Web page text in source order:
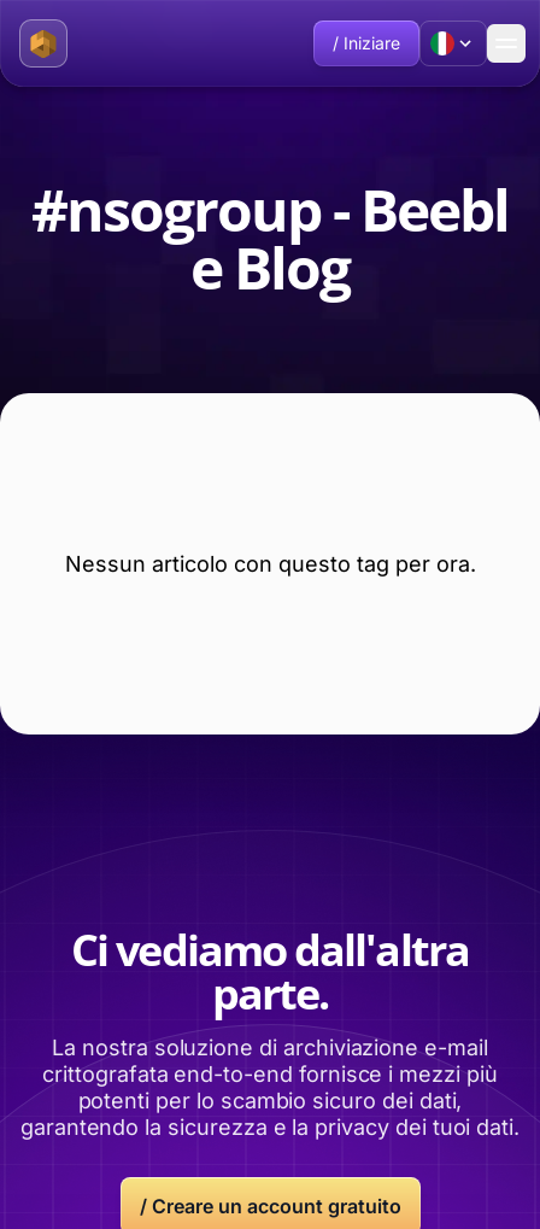
/ Iniziare
#nsogroup - Beebl
e Blog
Nessun articolo con questo tag per ora.
Ci vediamo dall'altra
parte.
La nostra soluzione di archiviazione e-mail
crittografata end-to-end fornisce i mezzi più
potenti per lo scambio sicuro dei dati,
garantendo la sicurezza e la privacy dei tuoi dati.
/ Creare un account gratuito